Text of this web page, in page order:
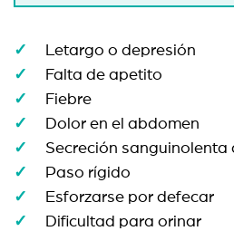
Letargo o depresión
Falta de apetito
Fiebre
Dolor en el abdomen
Secreción sanguinolenta
Paso rígido
Esforzarse por defecar
Dificultad para orinar